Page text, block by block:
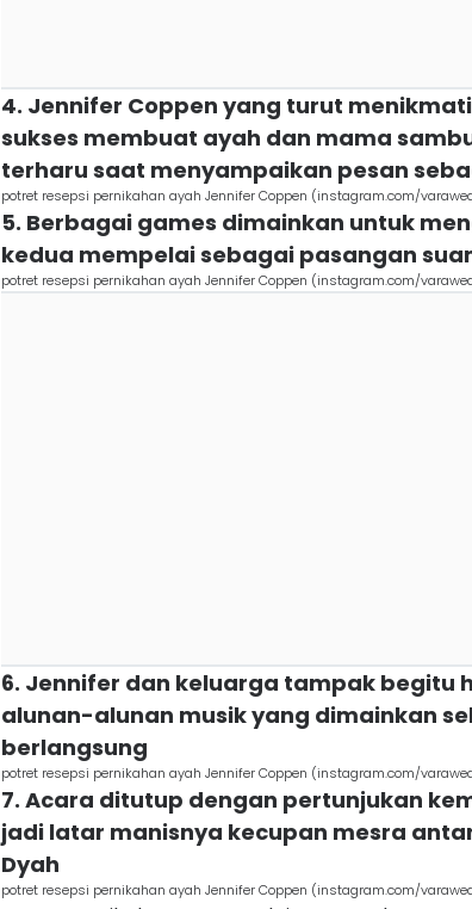
4. Jennifer Coppen yang turut
sukses membuat ayah dan mama
terharu saat menyampaikan pesan
potret resepsi pernikahan ayah Jennifer Coppen (instagram.com/
5. Berbagai games dimainkan untuk
kedua mempelai sebagai pasangan
potret resepsi pernikahan ayah Jennifer Coppen (instagram.com/
6. Jennifer dan keluarga tampak begitu
alunan-alunan musik yang dimainkan
berlangsung
potret resepsi pernikahan ayah Jennifer Coppen (instagram.com/
7. Acara ditutup dengan pertunjukan
jadi latar manisnya kecupan mesra
Dyah
potret resepsi pernikahan ayah Jennifer Coppen (instagram.com/